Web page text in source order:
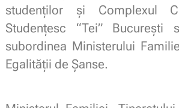
studenților și Complexul
Studențesc “Tei” București
subordinea Ministerului
Egalității de Șanse.